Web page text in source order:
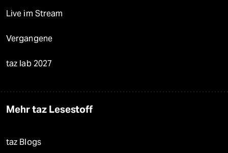
Live im Stream
Vergangene
taz lab 2027
Mehr taz Lesestoff
taz Blogs